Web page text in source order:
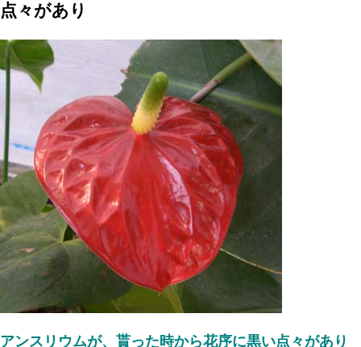
点々があり
アンスリウムが、貰った時から花序に黒い点々があり